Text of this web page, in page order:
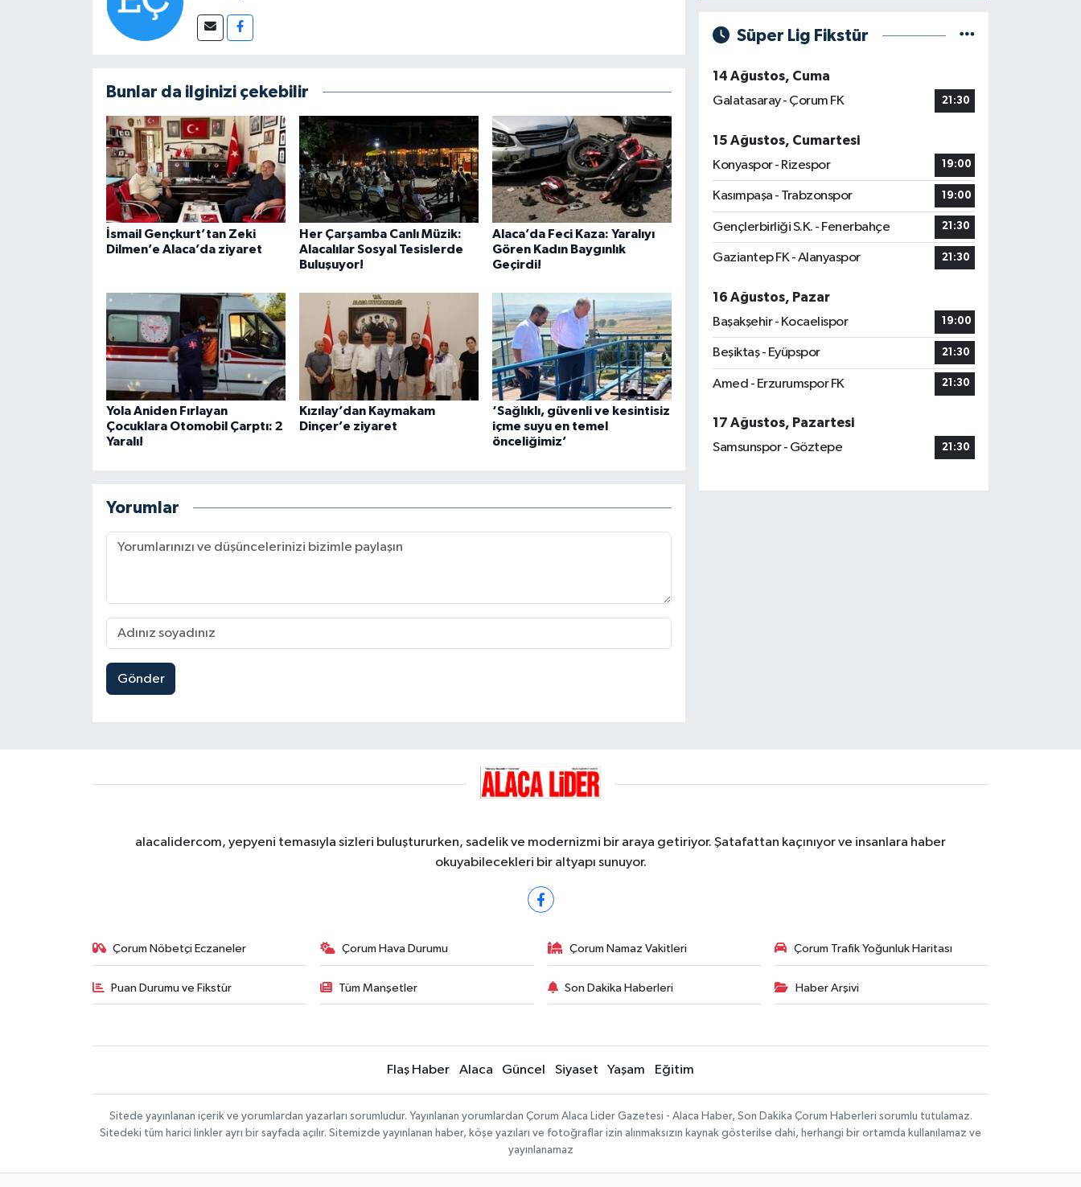
Bunlar da ilginizi çekebilir
İsmail Gençkurt’tan Zeki
Dilmen’e Alaca’da ziyaret
Her Çarşamba Canlı Müzik:
Alacalılar Sosyal Tesislerde
Buluşuyor!
Alaca’da Feci Kaza: Yaralıyı
Gören Kadın Baygınlık
Geçirdi!
Yola Aniden Fırlayan
Çocuklara Otomobil Çarptı: 2
Yaralı!
Kızılay’dan Kaymakam
Dinçer’e ziyaret
‘Sağlıklı, güvenli ve kesintisiz
içme suyu en temel
önceliğimiz’
Yorumlar
Gönder
Süper Lig Fikstür
14 Ağustos, Cuma
Galatasaray - Çorum FK
21:30
15 Ağustos, Cumartesi
Konyaspor - Rizespor
19:00
Kasımpaşa - Trabzonspor 19:00
Gençlerbirliği S.K. - Fenerbahçe 21:30
Gaziantep FK - Alanyaspor 21:30
16 Ağustos, Pazar
Başakşehir - Kocaelispor
19:00
Beşiktaş - Eyüpspor 21:30
Amed - Erzurumspor FK 21:30
17 Ağustos, Pazartesi
Samsunspor - Göztepe
21:30
alacalidercom, yepyeni temasıyla sizleri buluştururken, sadelik ve modernizmi bir araya getiriyor. Şatafattan kaçınıyor ve insanlara haber
okuyabilecekleri bir altyapı sunuyor.
Çorum Nöbetçi Eczaneler Çorum Hava Durumu Çorum Namaz Vakitleri Çorum Trafik Yoğunluk Haritası
Puan Durumu ve Fikstür Tüm Manşetler Son Dakika Haberleri Haber Arşivi
Flaş Haber Alaca Güncel Siyaset Yaşam Eğitim
Sitede yayınlanan içerik ve yorumlardan yazarları sorumludur. Yayınlanan yorumlardan Çorum Alaca Lider Gazetesi - Alaca Haber, Son Dakika Çorum Haberleri sorumlu tutulamaz.
Sitedeki tüm harici linkler ayrı bir sayfada açılır. Sitemizde yayınlanan haber, köşe yazıları ve fotoğraflar izin alınmaksızın kaynak gösterilse dahi, herhangi bir ortamda kullanılamaz ve
yayınlanamaz